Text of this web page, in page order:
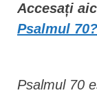
Accesați
Psalmul 70?
Psalmul 70